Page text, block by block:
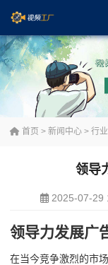
首页 > 新闻中心 > 行
领导
2025-07-29
领导力发展广
在当今竞争激烈的市